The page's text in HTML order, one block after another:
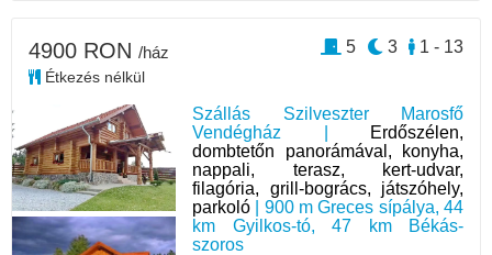
Szállás Szilveszter Marosfő
Vendégház |
Erdőszélen,
dombtetőn panorámával, konyha,
nappali, terasz, kert-udvar,
filagória, grill-bogrács, játszóhely,
parkoló | 900 m Greces sípálya, 44
km Gyilkos-tó, 47 km Békás-
szoros
4900 RON /ház
Étkezés nélkül
1 - 13
3
5